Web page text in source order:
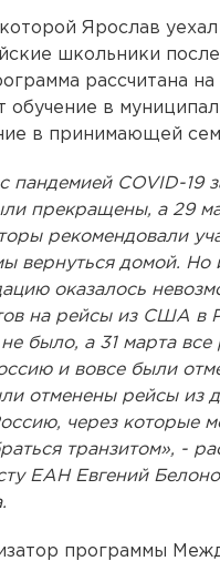
Ярослав
школьники
рассчитана
обучение в
в принимающей
пандемией COVID-19
прекращены, а 29
рекомендовали
вернуться домой. Но
оказалось
на рейсы из США в
было, а 31 марта все
и вовсе были
отменены рейсы из
через которые
транзитом», -
ЕАН Евгений
программы